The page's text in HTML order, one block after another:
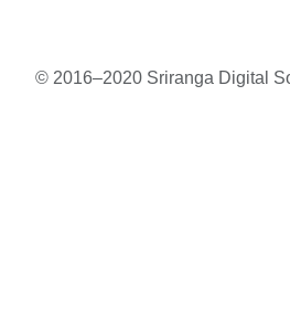
© 2016–2020 Sriranga Digital